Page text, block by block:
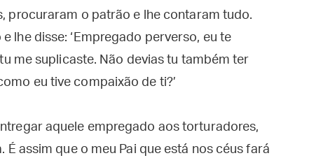
procuraram o patrão e lhe contaram tudo.
lhe disse: ‘Empregado perverso, eu te
me suplicaste. Não devias tu também ter
eu tive compaixão de ti?’
aquele empregado aos torturadores,
assim que o meu Pai que está nos céus fará